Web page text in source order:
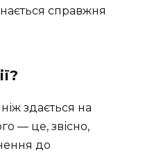
справжня
здається на
— це, звісно,
до